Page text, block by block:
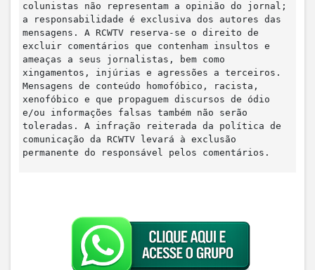
colunistas não representam a opinião do jornal;
a responsabilidade é exclusiva dos autores das
mensagens. A RCWTV reserva-se o direito de
excluir comentários que contenham insultos e
ameaças a seus jornalistas, bem como
xingamentos, injúrias e agressões a terceiros.
Mensagens de conteúdo homofóbico, racista,
xenofóbico e que propaguem discursos de ódio
e/ou informações falsas também não serão
toleradas. A infração reiterada da política de
comunicação da RCWTV levará à exclusão
permanente do responsável pelos comentários.